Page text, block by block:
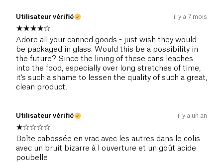
Utilisateur vérifié il y a 7 mois
Adore all your canned goods - just wish they would
be packaged in glass. Would this be a possibility in
the future? Since the lining of these cans leaches
into the food, especially over long stretches of time,
it's such a shame to lessen the quality of such a great,
clean product.
Utilisateur vérifié il y a un an
Boîte cabossée en vrac avec les autres dans le colis
avec un bruit bizarre à l ouverture et un goût acide
poubelle